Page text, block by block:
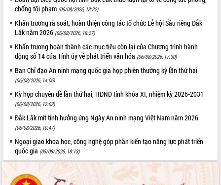
Tháo gỡ những vướng mắc, đẩy mạnh
công tác cải cách thủ tục hành chính
tại Trung tâm Phục vụ hành chính
Đắk Lắk: Tôn vinh 46 giải pháp tại Hội
thi Sáng tạo Kỹ thuật 2024 - 2025
Đắk Lắk rà soát, điều chỉnh Đề án 190
về phát triển nuôi trồng thủy sản
Phó Chủ tịch UBND tỉnh Đắk Lắk
Trương Công Thái kiểm tra thực địa
Dự án cao tốc Khánh Hòa - Buôn Ma
Thuột
Định vị cà phê Việt Nam như một “di
sản sống” trong dòng chảy toàn cầu
Xây dựng nông thôn mới: Nâng cao đời
thực
chống tội phạm (06/08/2026, 18:32)
Khẩn trương rà soát, hoàn thiện công tác tổ chức Lễ hội Sầu riêng Đắk
Lắk năm 2026 (06/08/2026, 18:27)
Khẩn trương hoàn thành các mục tiêu còn lại của Chương trình hành
động số 14 của Tỉnh ủy về phát triển văn hóa (06/08/2026, 17:30)
Ban Chỉ đạo An ninh mạng quốc gia họp phiên thường kỳ lần thứ hai
(06/08/2026, 14:06)
Kỳ họp chuyên đề lần thứ hai, HĐND tỉnh khóa XI, nhiệm kỳ 2026-2031
(06/08/2026, 12:02)
Đắk Lắk mít tinh hưởng ứng Ngày An ninh mạng Việt Nam năm 2026
(06/08/2026, 10:47)
Ngoại giao khoa học, công nghệ góp phần kiến tạo năng lực phát triển
quốc gia (05/08/2026, 18:13)